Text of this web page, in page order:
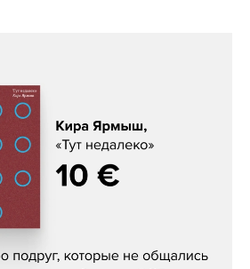
«Тут недалеко»